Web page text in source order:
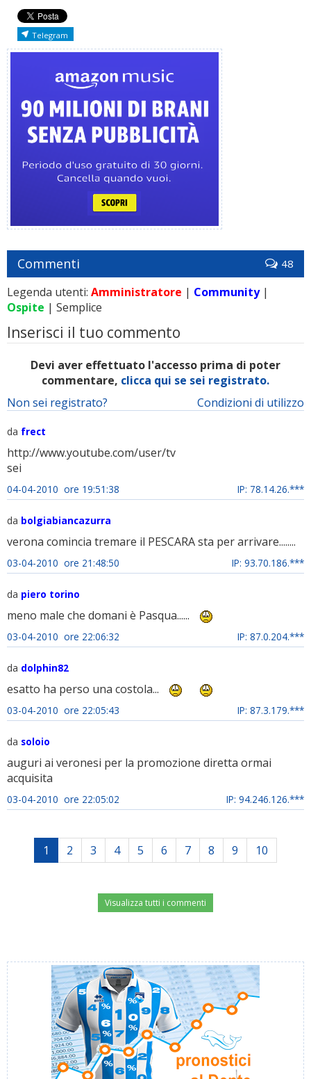
Telegram
Commenti 48
Legenda utenti: Amministratore | Community|
Ospite | Semplice
Inserisci il tuo commento
Devi aver effettuato l'accesso prima di poter
commentare, clicca qui se sei registrato.
Condizioni di utilizzo
Non sei registrato?
da frect
http://www.youtube.com/user/tv
sei
04-04-2010 ore 19:51:38 IP: 78.14.26.***
da bolgiabiancazurra
verona comincia tremare il PESCARA sta per arrivare........
03-04-2010 ore 21:48:50 IP: 93.70.186.***
da piero torino
meno male che domani è Pasqua......
03-04-2010 ore 22:06:32 IP: 87.0.204.***
da dolphin82
esatto ha perso una costola...
03-04-2010 ore 22:05:43 IP: 87.3.179.***
da soloio
auguri ai veronesi per la promozione diretta ormai
acquisita
03-04-2010 ore 22:05:02 IP: 94.246.126.***
1 2 3 4 5 6 7 8 9 10
Visualizza tutti i commenti